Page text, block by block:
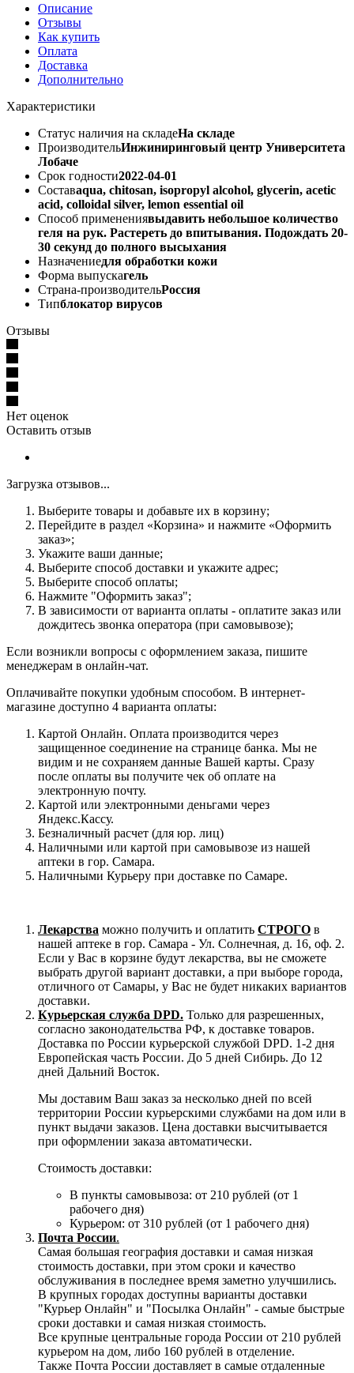
Описание
Отзывы
Как купить
Оплата
Доставка
Дополнительно
Характеристики
Статус наличия на складеНа складе
ПроизводительИнжиниринговый центр Университета
Лобаче
Срок годности2022-04-01
Составaqua, chitosan, isopropyl alcohol, glycerin, acetic
acid, colloidal silver, lemon essential oil
Способ применениявыдавить небольшое количество
геля на рук. Растереть до впитывания. Подождать 20-
30 секунд до полного высыхания
Назначениедля обработки кожи
Форма выпускагель
Страна-производительРоссия
Типблокатор вирусов
Отзывы
Нет оценок
Оставить отзыв
Загрузка отзывов...
Выберите товары и добавьте их в корзину;
Перейдите в раздел «Корзина» и нажмите «Оформить
заказ»;
Укажите ваши данные;
Выберите способ доставки и укажите адрес;
Выберите способ оплаты;
Нажмите "Оформить заказ";
В зависимости от варианта оплаты - оплатите заказ или
дождитесь звонка оператора (при самовывозе);
Если возникли вопросы с оформлением заказа, пишите
менеджерам в онлайн-чат.
Оплачивайте покупки удобным способом. В интернет-
магазине доступно 4 варианта оплаты:
Картой Онлайн. Оплата производится через
защищенное соединение на странице банка. Мы не
видим и не сохраняем данные Вашей карты. Сразу
после оплаты вы получите чек об оплате на
электронную почту.
Картой или электронными деньгами через
Яндекс.Кассу.
Безналичный расчет (для юр. лиц)
Наличными или картой при самовывозе из нашей
аптеки в гор. Самара.
Наличными Курьеру при доставке по Самаре.
Лекарства можно получить и оплатить СТРОГО в
нашей аптеке в гор. Самара - Ул. Солнечная, д. 16, оф. 2.
Если у Вас в корзине будут лекарства, вы не сможете
выбрать другой вариант доставки, а при выборе города,
отличного от Самары, у Вас не будет никаких вариантов
доставки.
Курьерская служба DPD. Только для разрешенных,
согласно законодательства РФ, к доставке товаров.
Доставка по России курьерской службой DPD. 1-2 дня
Европейская часть России. До 5 дней Сибирь. До 12
дней Дальний Восток.
Мы доставим Ваш заказ за несколько дней по всей
территории России курьерскими службами на дом или в
пункт выдачи заказов. Цена доставки высчитывается
при оформлении заказа автоматически.
Стоимость доставки:
В пункты самовывоза: от 210 рублей (от 1
рабочего дня)
Курьером: от 310 рублей (от 1 рабочего дня)
Почта России.
Самая большая география доставки и самая низкая
стоимость доставки, при этом сроки и качество
обслуживания в последнее время заметно улучшились.
В крупных городах доступны варианты доставки
"Курьер Онлайн" и "Посылка Онлайн" - самые быстрые
сроки доставки и самая низкая стоимость.
Все крупные центральные города России от 210 рублей
курьером на дом, либо 160 рублей в отделение.
Также Почта России доставляет в самые отдаленные